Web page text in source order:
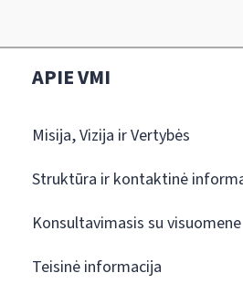
APIE VMI
Misija, Vizija ir Vertybės
Struktūra ir kontaktinė
Konsultavimasis su visuomene
Teisinė informacija